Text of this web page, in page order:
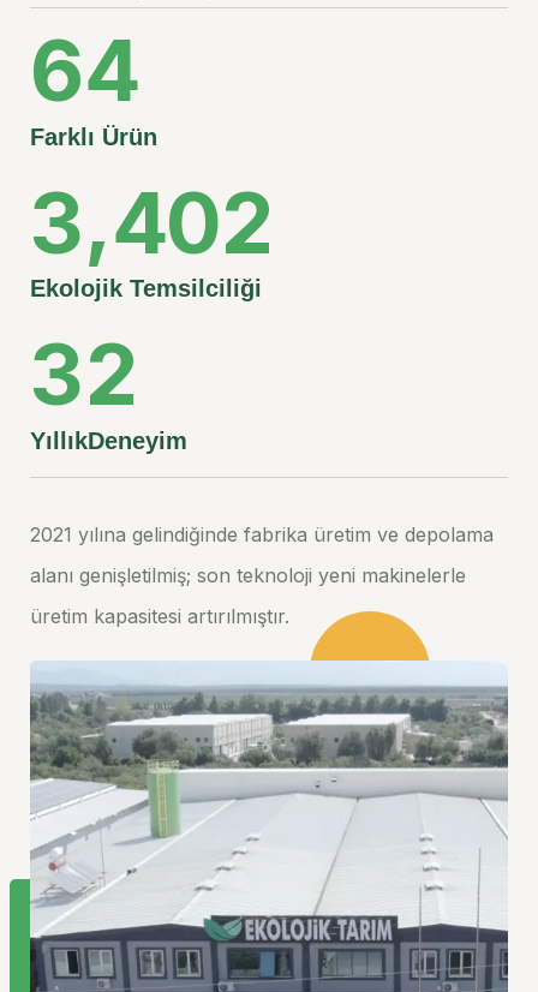
64
Farklı Ürün
3,402
Ekolojik Temsilciliği
32
YıllıkDeneyim
2021 yılına gelindiğinde fabrika üretim ve depolama
alanı genişletilmiş; son teknoloji yeni makinelerle
üretim kapasitesi artırılmıştır.